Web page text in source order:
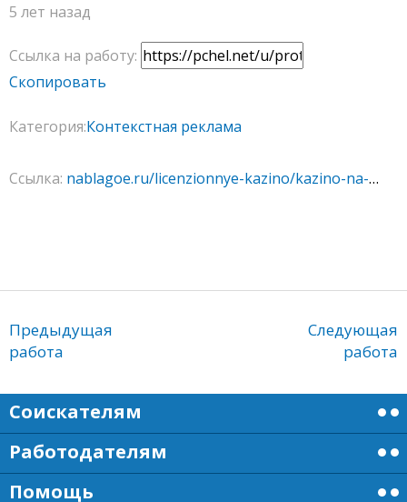
5 лет назад
Ссылка на работу:
Скопировать
Категория:Контекстная реклама
Ссылка: nablagoe.ru/licenzionnye-kazino/kazino-na-realnye-dengi-s-vyvodom/
Предыдущая
работа
Следующая
работа
Соискателям
Работодателям
Помощь